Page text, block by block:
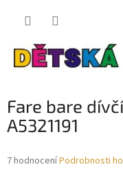
Fare bare
A5321191
Průměrné
7 hodnoceníPodrobnosti